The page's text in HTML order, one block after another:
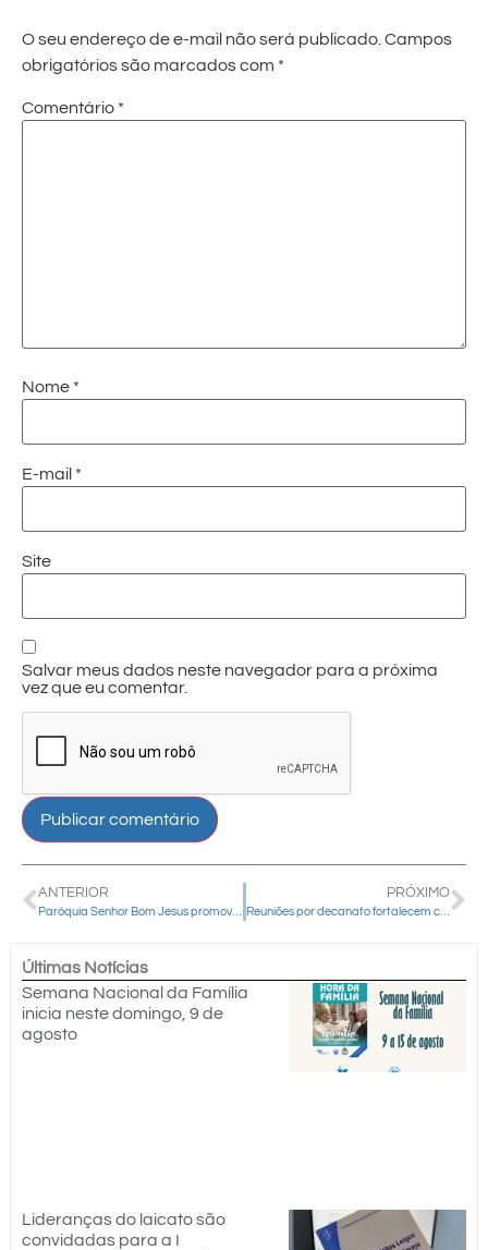
O seu endereço de e-mail não será publicado. Campos
obrigatórios são marcados com *
Comentário *
Nome *
E-mail *
Site
Salvar meus dados neste navegador para a próxima
vez que eu comentar.
ANTERIOR
Paróquia Senhor Bom Jesus promove formação para agentes da Pascom
PRÓXIMO
Reuniões por decanato fortalecem caminhada pastoral da Diocese de Guarapuava
Últimas Notícias
Semana Nacional da Família
inicia neste domingo, 9 de
agosto
Lideranças do laicato são
convidadas para a I